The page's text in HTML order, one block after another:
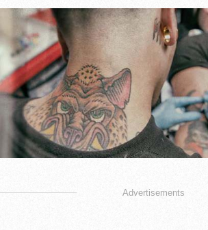
Advertisements